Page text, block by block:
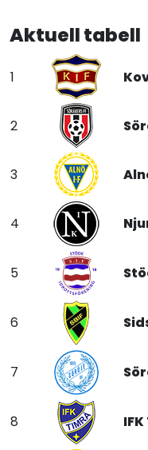
Aktuell tabell
1
2
3
4
5
6
7
8